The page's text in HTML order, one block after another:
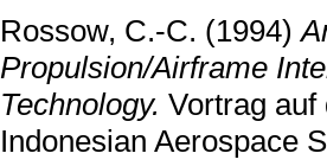
Rossow, C.-C. (1994)
Propulsion/Airframe
Technology. Vortrag auf
Indonesian Aerospace